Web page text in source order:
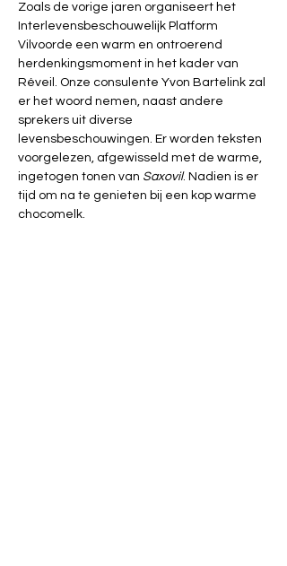
Zoals de vorige jaren organiseert het
Interlevensbeschouwelijk Platform
Vilvoorde een warm en ontroerend
herdenkingsmoment in het kader van
Réveil. Onze consulente Yvon Bartelink zal
er het woord nemen, naast andere
sprekers uit diverse
levensbeschouwingen. Er worden teksten
voorgelezen, afgewisseld met de warme,
ingetogen tonen van Saxovil. Nadien is er
tijd om na te genieten bij een kop warme
chocomelk.